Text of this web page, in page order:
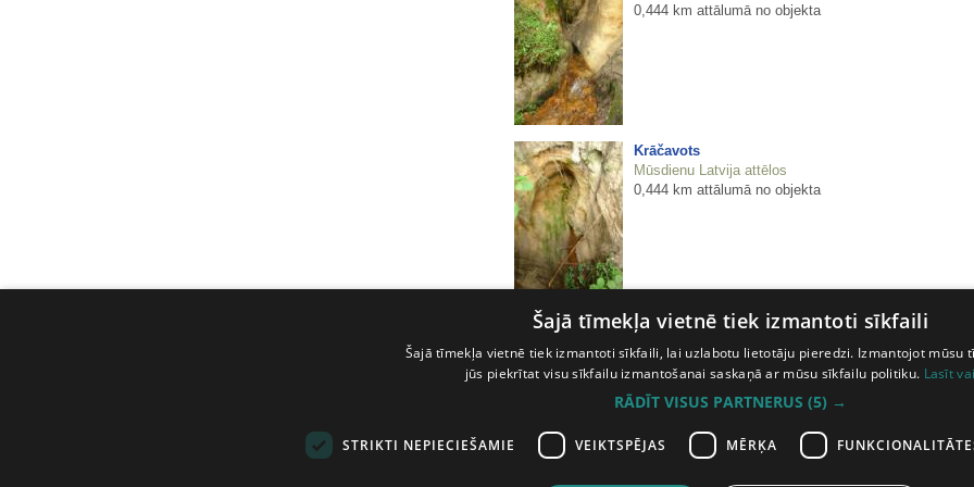
0,444 km attālumā no objekta
Krāčavots
Mūsdienu Latvija attēlos
0,444 km attālumā no objekta
Līču klinšu Apakšala
Mūsdienu Latvija attēlos
0,453 km attālumā no objekta
Mūsdienu Latvija attēlos
0,701 km attālumā no objekta
Šajā tīmekļa vietnē tiek izmantoti sīkfaili
Šajā tīmekļa vietnē tiek izmantoti sīkfaili, lai uzlabotu lietotāju pieredzi. Izmantojot mūsu
jūs piekrītat visu sīkfailu izmantošanai saskaņā ar mūsu sīkfailu politiku. Lasīt
RĀDĪT VISUS PARTNERUS (5) →
STRIKTI NEPIECIEŠAMIE VEIKTSPĒJAS MĒRĶA